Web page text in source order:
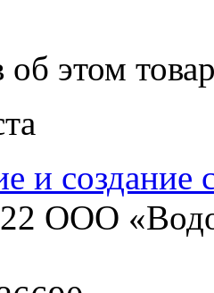
этом
и создание
ООО